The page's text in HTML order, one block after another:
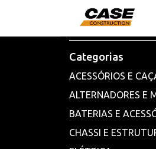
Categorias
ACESSÓRIOS E
ALTERNADORES E
BATERIAS E
CHASSI E